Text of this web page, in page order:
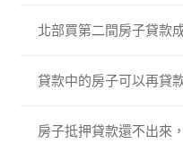
北部買第二間房子貸款
貸款中的房子可以再貸
房子抵押貸款還不出來